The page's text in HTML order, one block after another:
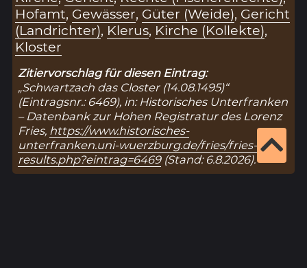
Hofamt, Gewässer, Güter (Weide), Gericht
(Landrichter), Klerus, Kirche (Kollekte),
Kloster
Zitiervorschlag für diesen Eintrag:
„Schwartzach das Closter (14.08.1495)“
(Eintragsnr.: 6469), in: Historisches Unterfranken
– Datenbank zur Hohen Registratur des Lorenz
Fries, https://www.historisches-
unterfranken.uni-wuerzburg.de/fries/fries-
results.php?eintrag=6469(Stand: 6.8.2026).